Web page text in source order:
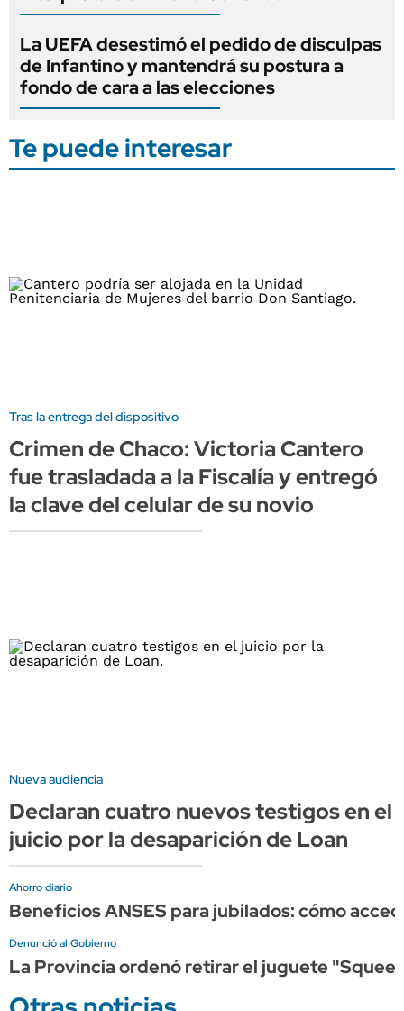
La UEFA desestimó el pedido de disculpas
de Infantino y mantendrá su postura a
fondo de cara a las elecciones
Te puede interesar
Tras la entrega del dispositivo
Crimen de Chaco: Victoria Cantero
fue trasladada a la Fiscalía y entregó
la clave del celular de su novio
Nueva audiencia
Declaran cuatro nuevos testigos en el
juicio por la desaparición de Loan
Ahorro diario
Beneficios ANSES para jubilados: cómo
Denunció al Gobierno
La Provincia ordenó retirar el juguete